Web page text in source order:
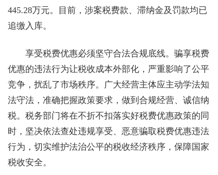
445.28万元。目前，涉案税费款、滞纳金及罚款均已
追缴入库。
享受税费优惠必须坚守合法合规底线。骗享税费
优惠的违法行为让税收成本外部化，严重影响了公平
竞争，扰乱了市场秩序。广大经营主体应主动学法知
法守法，准确把握政策要求，做到合规经营、诚信纳
税。税务部门将在不折不扣落实好税费优惠政策的同
时，坚决依法查处违规享受、恶意骗取税费优惠违法
行为，切实维护法治公平的税收经济秩序，保障国家
税收安全。